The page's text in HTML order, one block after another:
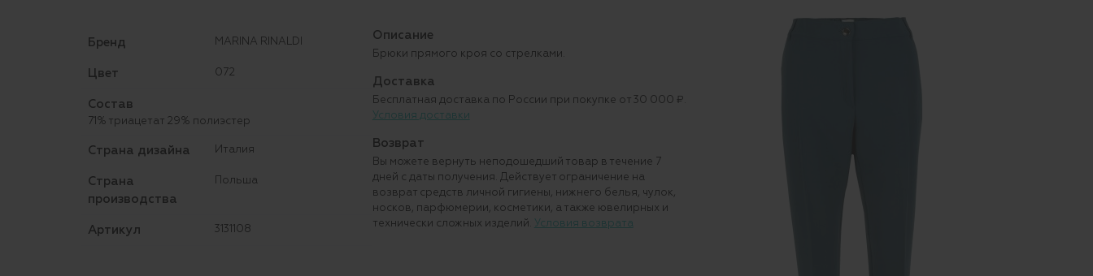
Бренд MARINA RINALDI
Цвет 072
Состав
71% триацетат 29% полиэстер
Страна дизайна Италия
Страна
производства
Польша
Артикул 3131108
Описание
Брюки прямого кроя со стрелками.
Доставка
Бесплатная доставка по России при покупке от 30 000 ₽.
Условия доставки
Возврат
Вы можете вернуть неподошедший товар в течение 7
дней с даты получения. Действует ограничение на
возврат средств личной гигиены, нижнего белья, чулок,
носков, парфюмерии, косметики, а также ювелирных и
технически сложных изделий. Условия возврата